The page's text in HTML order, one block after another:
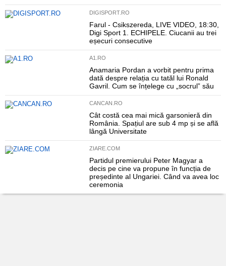
DIGISPORT.RO
Farul - Csikszereda, LIVE VIDEO, 18:30,
Digi Sport 1. ECHIPELE. Ciucanii au trei
eșecuri consecutive
A1.RO
Anamaria Pordan a vorbit pentru prima
dată despre relația cu tatăl lui Ronald
Gavril. Cum se înțelege cu „socrul” său
CANCAN.RO
Cât costă cea mai mică garsonieră din
România. Spațiul are sub 4 mp și se află
lângă Universitate
ZIARE.COM
Partidul premierului Peter Magyar a
decis pe cine va propune în funcția de
președinte al Ungariei. Când va avea loc
ceremonia